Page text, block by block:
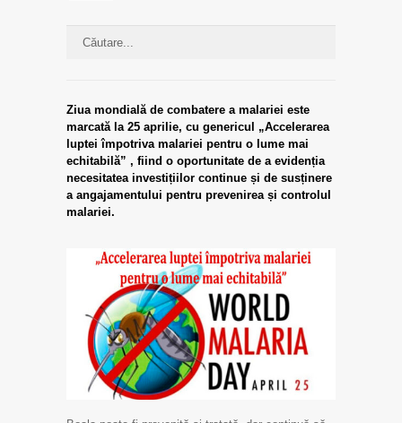
Ziua mondială de combatere a malariei este
marcată la 25 aprilie, cu genericul „Accelerarea
luptei împotriva malariei pentru o lume mai
echitabilă” , fiind o oportunitate de a evidenția
necesitatea investițiilor continue și de susținere
a angajamentului pentru prevenirea și controlul
malariei.